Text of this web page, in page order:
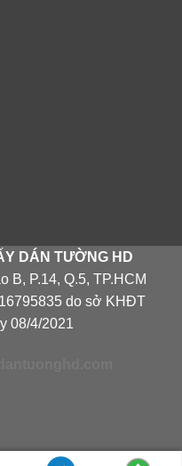
DÁN TƯỜNG HD
B, P.14, Q.5, TP.HCM
do sở KHĐT
08/4/2021